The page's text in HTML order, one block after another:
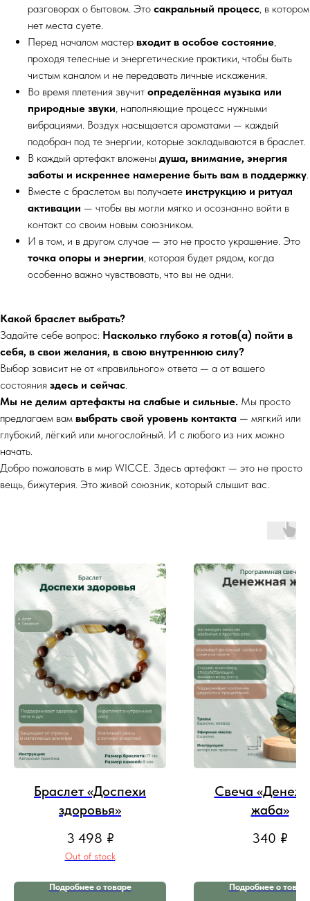
разговорах о бытовом. Это сакральный процесс, в котором
нет места суете.
Перед началом мастер входит в особое состояние,
проходя телесные и энергетические практики, чтобы быть
чистым каналом и не передавать личные искажения.
Во время плетения звучит определённая музыка или
природные звуки, наполняющие процесс нужными
вибрациями. Воздух насыщается ароматами — каждый
подобран под те энергии, которые закладываются в браслет.
В каждый артефакт вложены душа, внимание, энергия
заботы и искреннее намерение быть вам в поддержку.
Вместе с браслетом вы получаете инструкцию и ритуал
активации — чтобы вы могли мягко и осознанно войти в
контакт со своим новым союзником.
И в том, и в другом случае — это не просто украшение. Это
точка опоры и энергии, которая будет рядом, когда
особенно важно чувствовать, что вы не одни.
Какой браслет выбрать?
Задайте себе вопрос: Насколько глубоко я готов(а) пойти в
себя, в свои желания, в свою внутреннюю силу?
Выбор зависит не от «правильного» ответа — а от вашего
состояния здесь и сейчас.
Мы не делим артефакты на слабые и сильные. Мы просто
предлагаем вам выбрать свой уровень контакта — мягкий или
глубокий, лёгкий или многослойный. И с любого из них можно
начать.
Добро пожаловать в мир WICCE. Здесь артефакт — это не просто
вещь, бижутерия. Это живой союзник, который слышит вас.
Браслет «Доспехи
здоровья»
3 498 ₽
Out of stock
Подробнее о товаре
Свеча
жаба»
340 ₽
Подробнее о